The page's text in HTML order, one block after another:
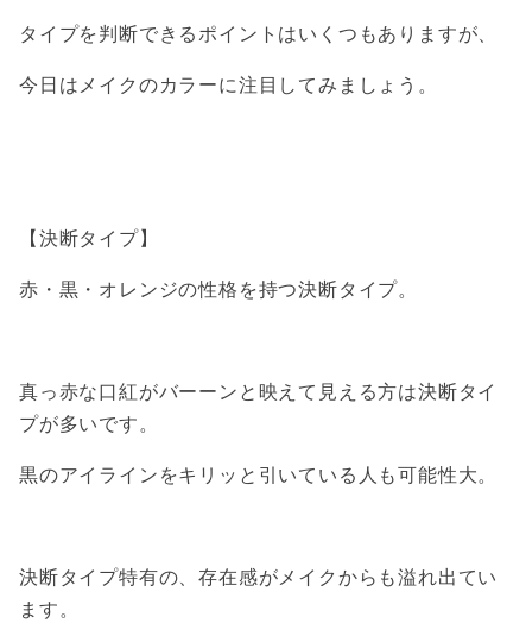
タイプを判断できるポイントはいくつもありますが、
今日はメイクのカラーに注目してみましょう。
【決断タイプ】
赤・黒・オレンジの性格を持つ決断タイプ。
真っ赤な口紅がバーーンと映えて見える方は決断タイ
プが多いです。
黒のアイラインをキリッと引いている人も可能性大。
決断タイプ特有の、存在感がメイクからも溢れ出てい
ます。